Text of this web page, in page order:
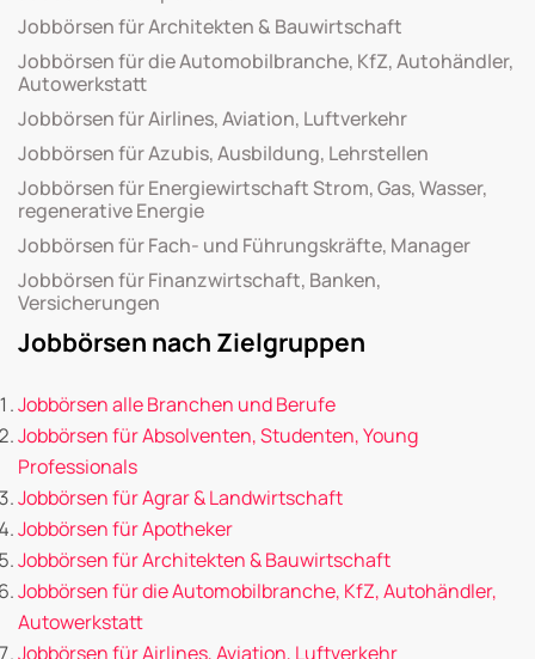
Jobbörsen für Architekten & Bauwirtschaft
Jobbörsen für die Automobilbranche, KfZ, Autohändler,
Autowerkstatt
Jobbörsen für Airlines, Aviation, Luftverkehr
Jobbörsen für Azubis, Ausbildung, Lehrstellen
Jobbörsen für Energiewirtschaft Strom, Gas, Wasser,
regenerative Energie
Jobbörsen für Fach- und Führungskräfte, Manager
Jobbörsen für Finanzwirtschaft, Banken,
Versicherungen
Jobbörsen nach Zielgruppen
Jobbörsen alle Branchen und Berufe
Jobbörsen für Absolventen, Studenten, Young
Professionals
Jobbörsen für Agrar & Landwirtschaft
Jobbörsen für Apotheker
Jobbörsen für Architekten & Bauwirtschaft
Jobbörsen für die Automobilbranche, KfZ, Autohändler,
Autowerkstatt
Jobbörsen für Airlines, Aviation, Luftverkehr